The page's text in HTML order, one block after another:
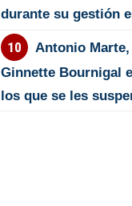
durante su gestión
Antonio
Ginnette Bournigal
los que se les